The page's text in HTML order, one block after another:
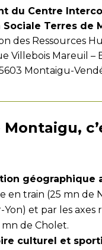
du Centre
Sociale Terres de
des Ressources
Villebois Mareuil –
Montaigu-
géographique
en train (25 mn de
Yon) et par les axes
mn de Cholet.
culturel et